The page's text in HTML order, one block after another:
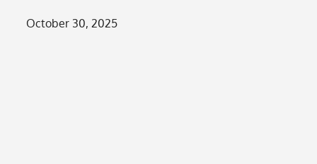
Posted
October 30, 2025